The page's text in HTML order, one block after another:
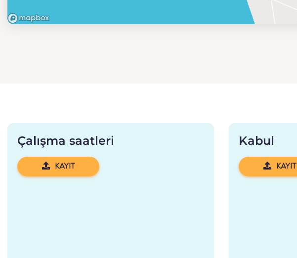
Çalışma saatleri
KAYIT
Kabul
KAYIT